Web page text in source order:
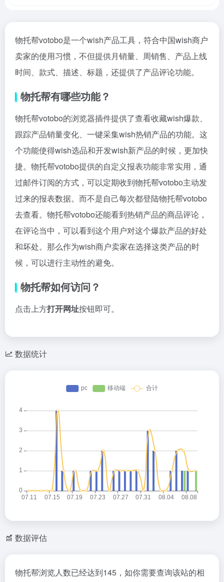
物托帮votobo是一个wish产品工具，符合中国wish商户
卖家的使用习惯，不但提供月销量、周销售、产品上线
时间、款式、描述、标题，还提供了产品评论功能。
物托帮有哪些功能？
物托帮votobo的浏览器插件提供了查看收藏wish爆款、
跟踪产品销量变化、一键采集wish热销产品的功能。这
个功能使得wish选品和开发wish新产品的时候，更加快
捷。物托帮votobo提供的自定义报表功能非常实用，通
过邮件订阅的方式，可以定期收到物托帮votobo主动发
过来的报表数据。而不是自己每次都登陆物托帮votobo
去查看。物托帮votobo还能看到热销产品的商品评论，
在评论当中，可以看到这个用户对这个爆款产品的好处
和坏处。那么作为wish商户卖家在选择这类产品的时
候，可以进行主动性的避免。
物托帮如何访问？
点击上方打开网址按钮即可。
数据统计
数据评估
物托帮浏览人数已经达到145，如你需要查询该站的相